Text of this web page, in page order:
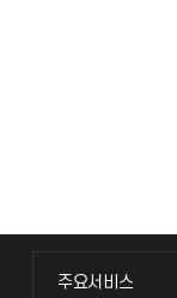
주요서비스
주요서비스